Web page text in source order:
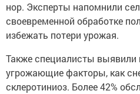
нор. Эксперты напомнили
своевременной обработке
избежать потери урожая.
Также специалисты выявили
угрожающие факторы, как
склеротиниоз. Более 42%